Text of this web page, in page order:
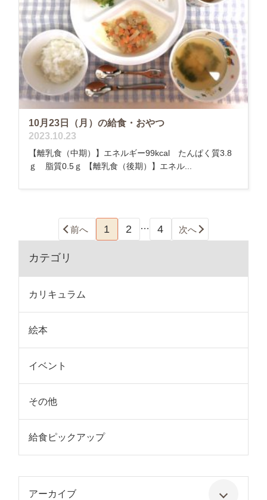
10月23日（月）の給食・おやつ
2023.10.23
【離乳食（中期）】エネルギー99kcal たんぱく質3.8
ｇ 脂質0.5ｇ 【離乳食（後期）】エネル...
前へ 1 2 … 4 次へ
カテゴリ
カリキュラム
絵本
イベント
その他
給食ピックアップ
アーカイブ